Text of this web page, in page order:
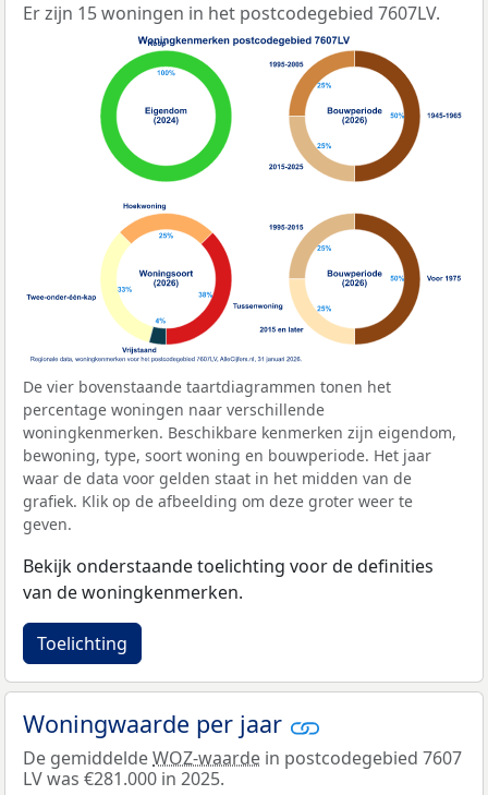
Er zijn 15 woningen in het postcodegebied 7607LV.
De vier bovenstaande taartdiagrammen tonen het
percentage woningen naar verschillende
woningkenmerken. Beschikbare kenmerken zijn eigendom,
bewoning, type, soort woning en bouwperiode. Het jaar
waar de data voor gelden staat in het midden van de
grafiek. Klik op de afbeelding om deze groter weer te
geven.
Bekijk onderstaande toelichting voor de definities
van de woningkenmerken.
Toelichting
Woningwaarde per jaar
De gemiddeldeWOZ-waarde in postcodegebied 7607
LV was €281.000 in 2025.